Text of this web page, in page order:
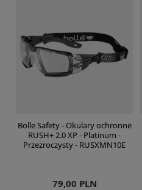
Bolle Safety - Okulary ochronne
RUSH+ 2.0 XP - Platinum -
Przezroczysty - RUSXMN10E
79,00 PLN